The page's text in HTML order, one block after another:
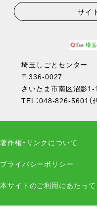
サイ
埼玉しごとセンター
〒336-0027
さいたま市南区沼影
TEL：048-826-5601（
著作権・リンクについて
プライバシーポリシー
本サイトのご利用にあたって